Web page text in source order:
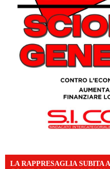
LA RAPPRESAGLIA SUBITA